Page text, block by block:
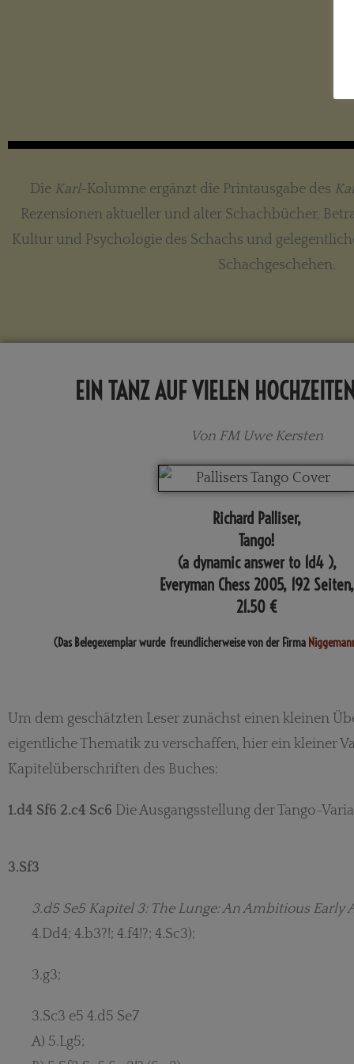
Die Karl-Kolumne ergänzt die Printausgabe des
Rezensionen aktueller und alter Schachbücher,
Kultur und Psychologie des Schachs und
Schachgeschehen.
EIN TANZ AUF VIELEN
Von FM Uwe Kersten
Richard Palliser,
Tango!
(a dynamic answer to 1d4 ),
Everyman Chess 2005, 192 Seiten,
21.50 €
(Das Belegexemplar wurde freundlicherweise von der Firma
Um dem geschätzten Leser zunächst einen kleinen
eigentliche Thematik zu verschaffen, hier ein kleiner
Kapitelüberschriften des Buches:
1.d4 Sf6 2.c4 Sc6 Die Ausgangsstellung der Tango-
3.Sf3
3.d5 Se5 Kapitel 3: The Lunge: An Ambitious Early
4.Dd4; 4.b3?!; 4.f4!?; 4.Sc3);
3.g3;
3.Sc3 e5 4.d5 Se7
A) 5.Lg5;